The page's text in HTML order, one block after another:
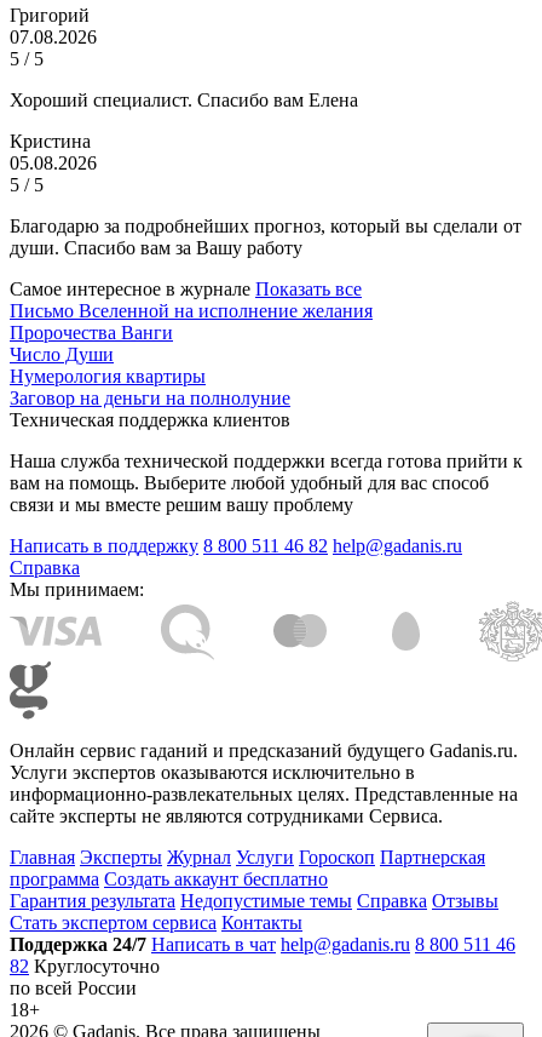
Григорий
07.08.2026
5 / 5
Хороший специалист. Спасибо вам Елена
Кристина
05.08.2026
5 / 5
Благодарю за подробнейших прогноз, который вы сделали от
души. Спасибо вам за Вашу работу
Самое интересное в журнале Показать все
Письмо Вселенной на исполнение желания
Пророчества Ванги
Число Души
Нумерология квартиры
Заговор на деньги на полнолуние
Техническая поддержка клиентов
Наша служба технической поддержки всегда готова прийти к
вам на помощь. Выберите любой удобный для вас способ
связи и мы вместе решим вашу проблему
Написать в поддержку 8 800 511 46 82 help@gadanis.ru
Справка
Мы принимаем:
Онлайн сервис гаданий и предсказаний будущего Gadanis.ru.
Услуги экспертов оказываются исключительно в
информационно-развлекательных целях. Представленные на
сайте эксперты не являются сотрудниками Сервиса.
Главная Эксперты Журнал Услуги Гороскоп Партнерская
программа Создать аккаунт бесплатно
Гарантия результата Недопустимые темы Справка Отзывы
Стать экспертом сервиса Контакты
Поддержка 24/7 Написать в чат help@gadanis.ru 8 800 511 46
82 Круглосуточно
по всей России
18+
2026 © Gadanis. Все права защищены